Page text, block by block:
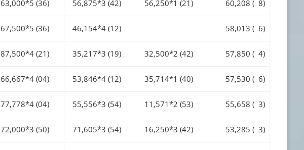
63,000*5 (36) 56,875*3 (42) 56,250*1 (21) 60,208 ( 8)
67,500*5 (36) 46,154*4 (12) 58,013 ( 6)
87,500*4 (21) 35,217*3 (19) 32,500*2 (42) 57,850 ( 4)
66,667*4 (04) 53,846*4 (12) 35,714*1 (40) 57,530 ( 6)
77,778*4 (04) 55,556*3 (54) 11,571*2 (53) 55,658 ( 3)
72,000*3 (50) 71,605*3 (54) 16,250*3 (42) 53,285 ( 3)